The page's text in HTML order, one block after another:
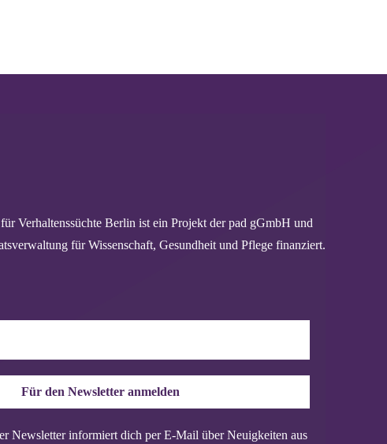
Verhaltenssüchte Berlin ist ein Projekt der pad gGmbH und
für Wissenschaft, Gesundheit und Pflege finanziert.
Für den Newsletter anmelden
Newsletter informiert dich per E-Mail über Neuigkeiten aus